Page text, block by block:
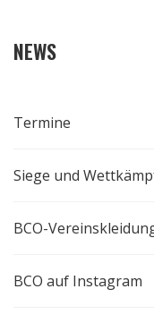
NEWS
Termine
Siege und
BCO-
BCO auf Instagram